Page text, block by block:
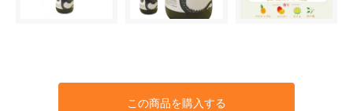
この商品を購入する